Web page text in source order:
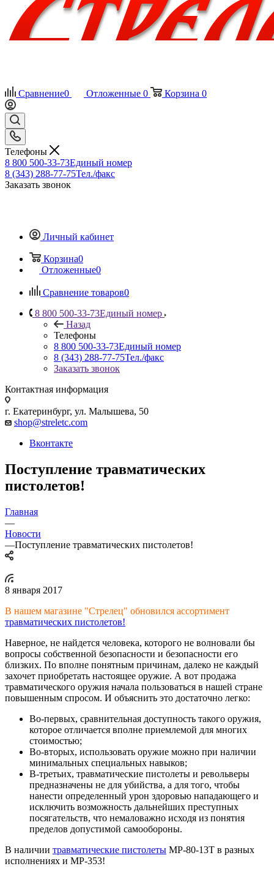
Сравнение0 Отложенные 0 Корзина 0
Телефоны
8 800 500-33-73Единый номер
8 (343) 288-77-75Тел./факс
Заказать звонок
Личный кабинет
Корзина0
Отложенные0
Сравнение товаров0
8 800 500-33-73Единый номер
Назад
Телефоны
8 800 500-33-73Единый номер
8 (343) 288-77-75Тел./факс
Заказать звонок
Контактная информация
г. Екатеринбург, ул. Малышева, 50
shop@streletc.com
Вконтакте
Поступление травматических
пистолетов!
Главная
—
Новости
—Поступление травматических пистолетов!
8 января 2017
В нашем магазине "Стрелец" обновился ассортимент
травматических пистолетов!
Наверное, не найдется человека, которого не волновали бы
вопросы собственной безопасности и безопасности его
близких. По вполне понятным причинам, далеко не каждый
захочет приобретать настоящее оружие. А вот продажа
травматического оружия начала пользоваться в нашей стране
повышенным спросом. И объяснить это достаточно легко:
Во-первых, сравнительная доступность такого оружия,
которое отличается вполне приемлемой для многих
стоимостью;
Во-вторых, использовать оружие можно при наличии
минимальных специальных навыков;
В-третьих, травматические пистолеты и револьверы
предназначены не для убийства, а для того, чтобы
нанести определенный урон здоровью нападающего и
исключить возможность дальнейших преступных
посягательств, что немаловажно исходя из понятия
пределов допустимой самообороны.
В наличии травматические пистолеты МР-80-13Т в разных
исполнениях и МР-353!